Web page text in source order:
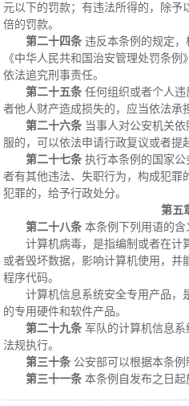
元以下的罚款；有违法所得的，除予
倍的罚款。
第二十四条 违反本条例的规定
《中华人民共和国治安管理处罚条例
依法追究刑事责任。
第二十五条 任何组织或者个人
者他人财产造成损失的，应当依法承
第二十六条 当事人对公安机关
服的，可以依法申请行政复议或者提
第二十七条 执行本条例的国家
者有其他违法、失职行为，构成犯罪
犯罪的，给予行政处分。
第五
第二十八条 本条例下列用语的含
计算机病毒，是指编制或者在计
或者毁坏数据，影响计算机使用，并
程序代码。
计算机信息系统安全专用产品，
的专用硬件和软件产品。
第二十九条 军队的计算机信息
法规执行。
第三十条 公安部可以根据本条例
第三十一条 本条例自发布之日起